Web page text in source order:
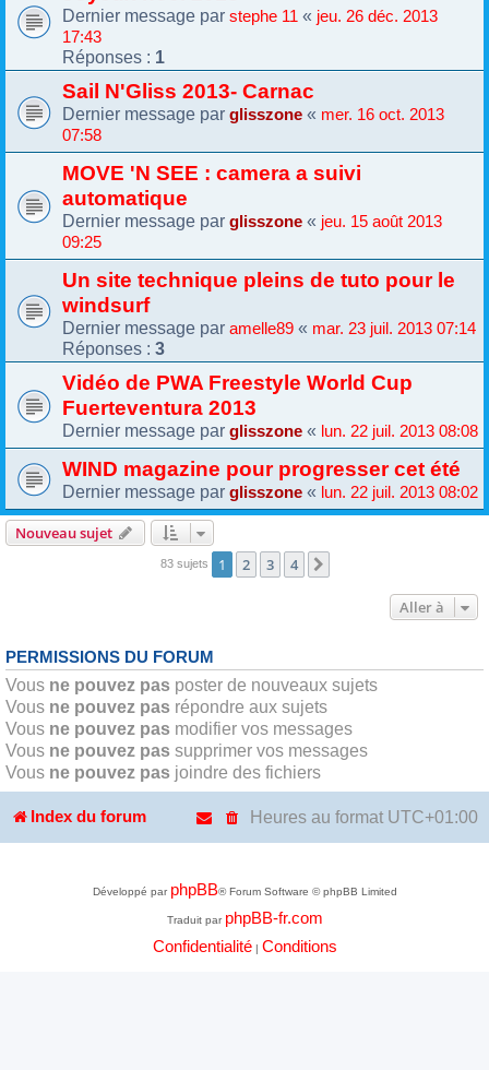
Dernier message par stephe 11 « jeu. 26 déc. 2013
17:43
Réponses : 1
Sail N'Gliss 2013- Carnac
Dernier message par glisszone « mer. 16 oct. 2013
07:58
MOVE 'N SEE : camera a suivi
automatique
Dernier message par glisszone « jeu. 15 août 2013
09:25
Un site technique pleins de tuto pour le
windsurf
Dernier message par amelle89 « mar. 23 juil. 2013 07:14
Réponses : 3
Vidéo de PWA Freestyle World Cup
Fuerteventura 2013
Dernier message par glisszone « lun. 22 juil. 2013 08:08
WIND magazine pour progresser cet été
Dernier message par glisszone « lun. 22 juil. 2013 08:02
Nouveau sujet
83 sujets 1 2 3 4
Aller à
PERMISSIONS DU FORUM
Vous ne pouvez pas poster de nouveaux sujets
Vous ne pouvez pas répondre aux sujets
Vous ne pouvez pas modifier vos messages
Vous ne pouvez pas supprimer vos messages
Vous ne pouvez pas joindre des fichiers
Index du forum Heures au format UTC+01:00
Développé par phpBB® Forum Software © phpBB Limited
Traduit par phpBB-fr.com
Confidentialité| Conditions